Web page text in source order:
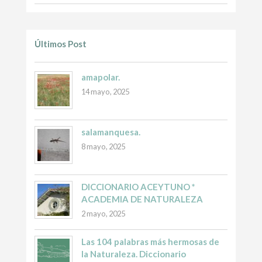
Últimos Post
amapolar.
14 mayo, 2025
salamanquesa.
8 mayo, 2025
DICCIONARIO ACEYTUNO *
ACADEMIA DE NATURALEZA
2 mayo, 2025
Las 104 palabras más hermosas de
la Naturaleza. Diccionario